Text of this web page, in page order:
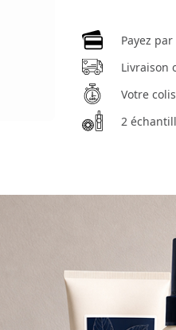
Payez
Livraison
Votre
2